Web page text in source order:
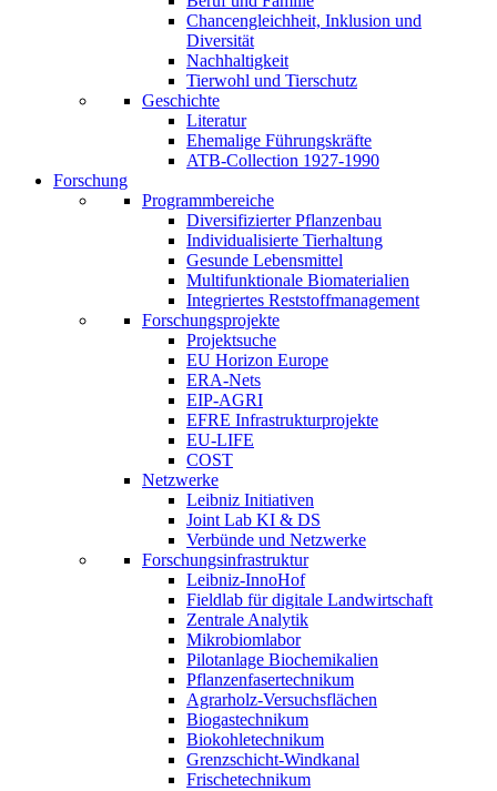
Chancengleichheit, Inklusion und
Diversität
Nachhaltigkeit
Tierwohl und Tierschutz
Geschichte
Literatur
Ehemalige Führungskräfte
ATB-Collection 1927-1990
Forschung
Programmbereiche
Diversifizierter Pflanzenbau
Individualisierte Tierhaltung
Gesunde Lebensmittel
Multifunktionale Biomaterialien
Integriertes Reststoffmanagement
Forschungsprojekte
Projektsuche
EU Horizon Europe
ERA-Nets
EIP-AGRI
EFRE Infrastrukturprojekte
EU-LIFE
COST
Netzwerke
Leibniz Initiativen
Joint Lab KI & DS
Verbünde und Netzwerke
Forschungsinfrastruktur
Leibniz-InnoHof
Fieldlab für digitale Landwirtschaft
Zentrale Analytik
Mikrobiomlabor
Pilotanlage Biochemikalien
Pflanzenfasertechnikum
Agrarholz-Versuchsflächen
Biogastechnikum
Biokohletechnikum
Grenzschicht-Windkanal
Frischetechnikum